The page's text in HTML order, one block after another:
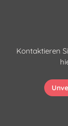
Kontaktieren